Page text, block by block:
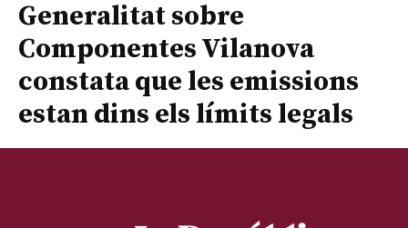
Generalitat sobre
Componentes Vilanova
constata que les emissions
estan dins els límits legals